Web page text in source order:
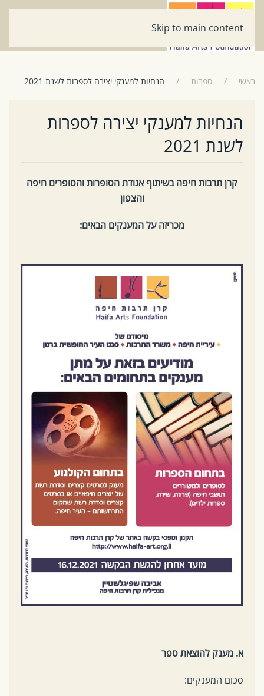
Skip to main content
ראשי ספרות הנחיות למענקי יצירה לספרות לשנת 2021
הנחיות למענקי יצירה לספרות
לשנת 2021
קרן תרבות חיפה בשיתוף אגודת הסופרות והסופרים חיפה
והצפון
מכריזה על המענקים הבאים:
א. מענק להוצאת ספר
סכום המענקים: